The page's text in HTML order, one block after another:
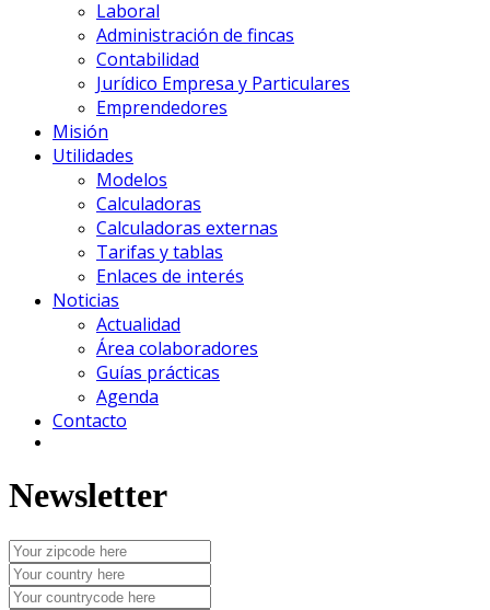
Laboral
Administración de fincas
Contabilidad
Jurídico Empresa y Particulares
Emprendedores
Misión
Utilidades
Modelos
Calculadoras
Calculadoras externas
Tarifas y tablas
Enlaces de interés
Noticias
Actualidad
Área colaboradores
Guías prácticas
Agenda
Contacto
Newsletter